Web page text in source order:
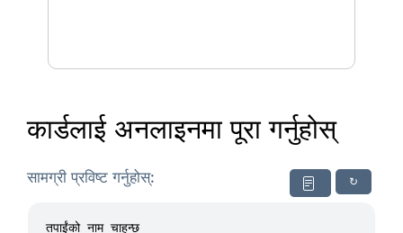
कार्डलाई अनलाइनमा पूरा गर्नुहोस्
↻
सामग्री प्रविष्ट गर्नुहोस्: